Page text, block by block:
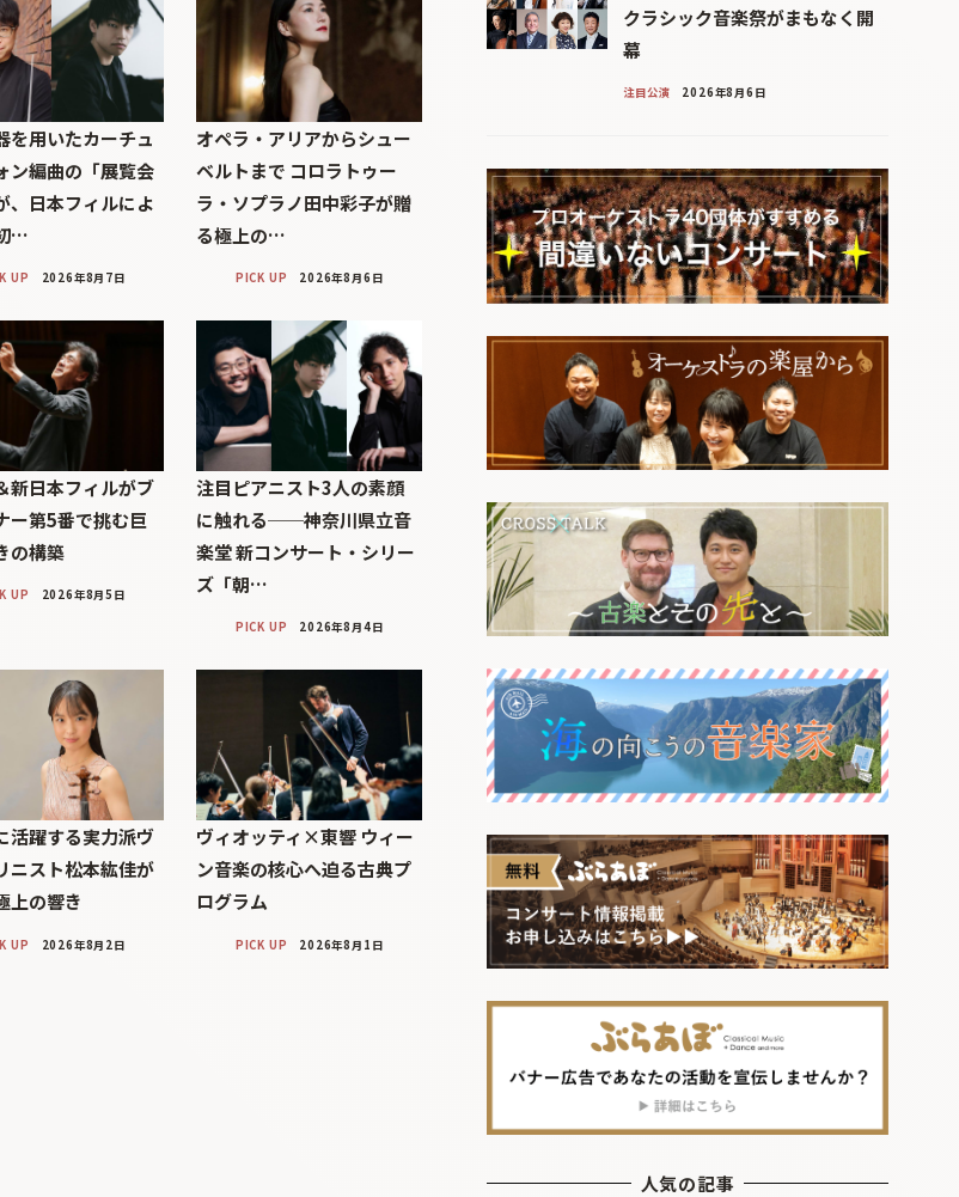
を用いたカーチュ
ン編曲の「展覧会
、日本フィルによ
…
UP 2026年8月7日
オペラ・アリアからシュー
ベルトまで コロラトゥー
ラ・ソプラノ田中彩子が贈
る極上の…
PICK UP 2026年8月6日
新日本フィルがブ
ー第5番で挑む巨
の構築
UP 2026年8月5日
注目ピアニスト3人の素顔
に触れる──神奈川県立音
楽堂 新コンサート・シリー
ズ「朝…
PICK UP 2026年8月4日
活躍する実力派ヴ
ニスト松本紘佳が
上の響き
UP 2026年8月2日
ヴィオッティ×東響 ウィー
ン音楽の核心へ迫る古典プ
ログラム
PICK UP 2026年8月1日
クラシック音楽祭がまもなく開
幕
注目公演 2026年8月6日
人気の記事